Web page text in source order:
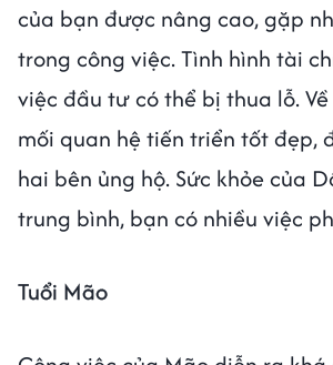
của bạn được nâng cao, gặp
trong công việc. Tình hình tài
việc đầu tư có thể bị thua lỗ.
mối quan hệ tiến triển tốt đẹp,
hai bên ủng hộ. Sức khỏe của
trung bình, bạn có nhiều việc
Tuổi Mão